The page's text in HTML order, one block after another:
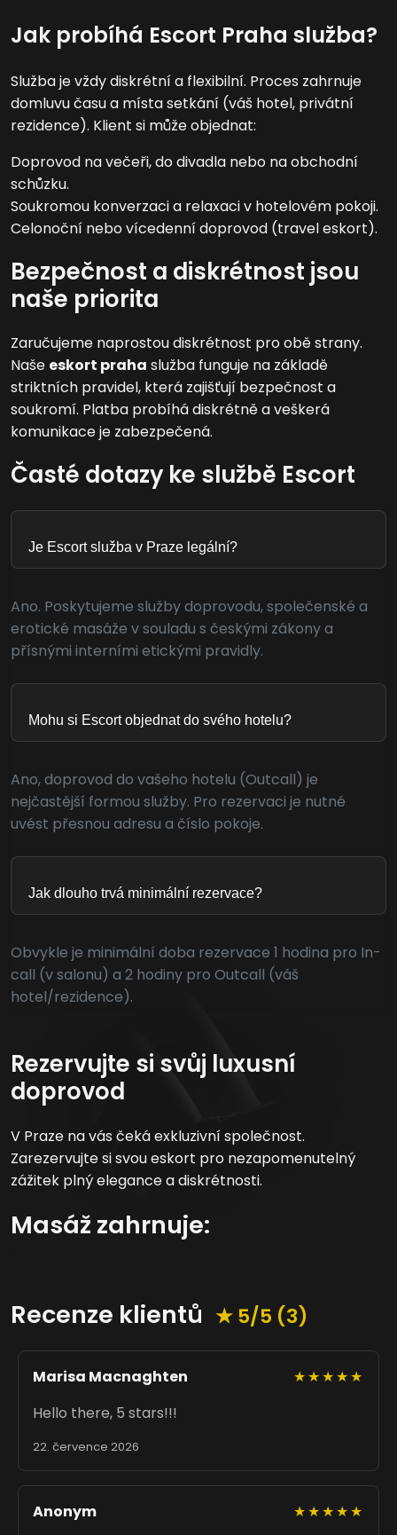
Jak probíhá Escort Praha služba?
Služba je vždy diskrétní a flexibilní. Proces zahrnuje
domluvu času a místa setkání (váš hotel, privátní
rezidence). Klient si může objednat:
Doprovod na večeři, do divadla nebo na obchodní
schůzku.
Soukromou konverzaci a relaxaci v hotelovém pokoji.
Celonoční nebo vícedenní doprovod (travel eskort).
Bezpečnost a diskrétnost jsou
naše priorita
Zaručujeme naprostou diskrétnost pro obě strany.
Naše eskort praha služba funguje na základě
striktních pravidel, která zajišťují bezpečnost a
soukromí. Platba probíhá diskrétně a veškerá
komunikace je zabezpečená.
Časté dotazy ke službě Escort
Je Escort služba v Praze legální?
Ano. Poskytujeme služby doprovodu, společenské a
erotické masáže v souladu s českými zákony a
přísnými interními etickými pravidly.
Mohu si Escort objednat do svého hotelu?
Ano, doprovod do vašeho hotelu (Outcall) je
nejčastější formou služby. Pro rezervaci je nutné
uvést přesnou adresu a číslo pokoje.
Jak dlouho trvá minimální rezervace?
Obvykle je minimální doba rezervace 1 hodina pro In-
call (v salonu) a 2 hodiny pro Outcall (váš
hotel/rezidence).
Rezervujte si svůj luxusní
doprovod
V Praze na vás čeká exkluzivní společnost.
Zarezervujte si svou eskort pro nezapomenutelný
zážitek plný elegance a diskrétnosti.
Masáž zahrnuje:
Recenze klientů ★ 5/5 (3)
Marisa Macnaghten
★★★★★
Hello there, 5 stars!!!
22. července 2026
Anonym ★★★★★